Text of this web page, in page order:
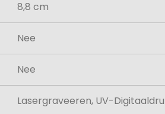
8,8 cm
Nee
Nee
Lasergraveeren, UV-